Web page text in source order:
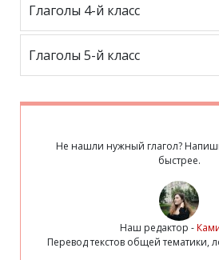
Глаголы 4-й класс
Глаголы 5-й класс
Не нашли нужный глагол?
быстрее.
Наш редактор -
Перевод текстов общей тематики,